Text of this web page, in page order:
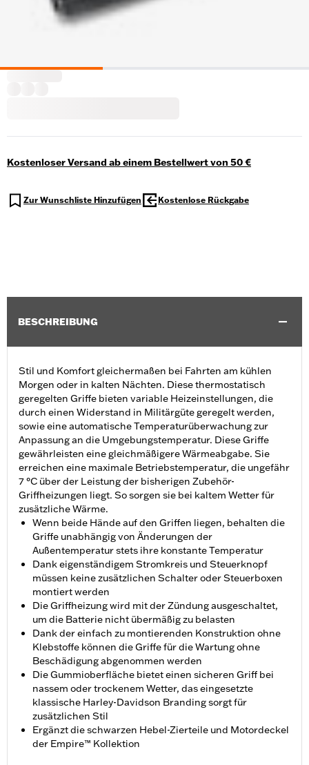
Kostenloser Versand ab einem Bestellwert von 50 €
Zur Wunschliste Hinzufügen Kostenlose Rückgabe
BESCHREIBUNG
Stil und Komfort gleichermaßen bei Fahrten am kühlen
Morgen oder in kalten Nächten. Diese thermostatisch
geregelten Griffe bieten variable Heizeinstellungen, die
durch einen Widerstand in Militärgüte geregelt werden,
sowie eine automatische Temperaturüberwachung zur
Anpassung an die Umgebungstemperatur. Diese Griffe
gewährleisten eine gleichmäßigere Wärmeabgabe. Sie
erreichen eine maximale Betriebstemperatur, die ungefähr
7 °C über der Leistung der bisherigen Zubehör-
Griffheizungen liegt. So sorgen sie bei kaltem Wetter für
zusätzliche Wärme.
Wenn beide Hände auf den Griffen liegen, behalten die
Griffe unabhängig von Änderungen der
Außentemperatur stets ihre konstante Temperatur
Dank eigenständigem Stromkreis und Steuerknopf
müssen keine zusätzlichen Schalter oder Steuerboxen
montiert werden
Die Griffheizung wird mit der Zündung ausgeschaltet,
um die Batterie nicht übermäßig zu belasten
Dank der einfach zu montierenden Konstruktion ohne
Klebstoffe können die Griffe für die Wartung ohne
Beschädigung abgenommen werden
Die Gummioberfläche bietet einen sicheren Griff bei
nassem oder trockenem Wetter, das eingesetzte
klassische Harley-Davidson Branding sorgt für
zusätzlichen Stil
Ergänzt die schwarzen Hebel-Zierteile und Motordeckel
der Empire™ Kollektion